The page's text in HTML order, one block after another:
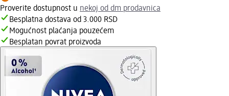
Proverite dostupnost u nekoj od dm prodavnica
Besplatna dostava od 3.000 RSD
Mogućnost plaćanja pouzećem
Besplatan povrat proizvoda